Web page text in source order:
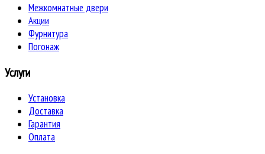
Межкомнатные двери
Акции
Фурнитура
Погонаж
Услуги
Установка
Доставка
Гарантия
Оплата